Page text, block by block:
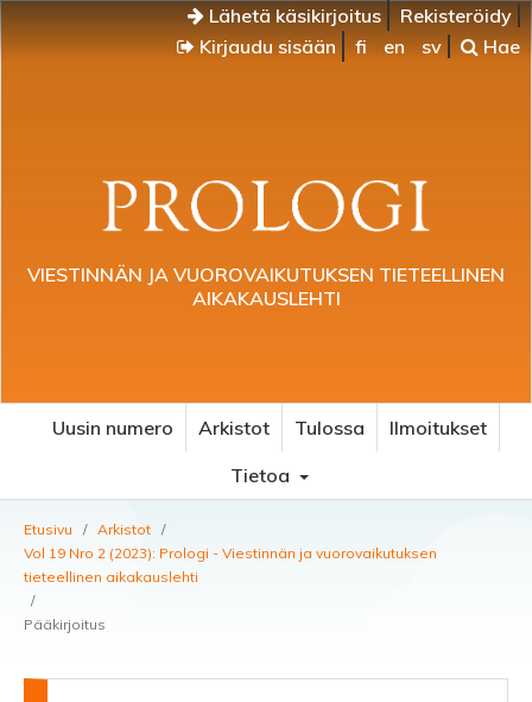
Lähetä käsikirjoitus
Rekisteröidy
Kirjaudu sisään
fi en sv Hae
VIESTINNÄN JA VUOROVAIKUTUKSEN TIETEELLINEN
AIKAKAUSLEHTI
Uusin numero Arkistot Tulossa
Ilmoitukset
Tietoa
Etusivu / Arkistot /
Vol 19 Nro 2 (2023): Prologi - Viestinnän ja vuorovaikutuksen
tieteellinen aikakauslehti
/
Pääkirjoitus